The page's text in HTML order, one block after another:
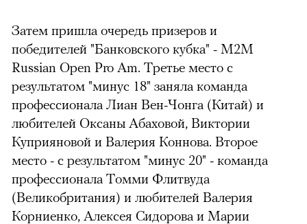
Затем пришла очередь призеров и
победителей "Банковского кубка" - М2М
Russian Open Pro Am. Третье место с
результатом "минус 18" заняла команда
профессионала Лиан Вен-Чонга (Китай) и
любителей Оксаны Абаховой, Виктории
Куприяновой и Валерия Коннова. Второе
место - с результатом "минус 20" - команда
профессионала Томми Флитвуда
(Великобритания) и любителей Валерия
Корниенко, Алексея Сидорова и Марии